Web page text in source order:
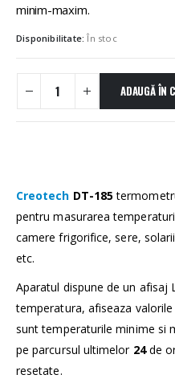
minim-maxim.
Disponibilitate:În stoc
ADAUGĂ ÎN
Creotech DT-185
pentru masurarea
camere frigorifice, sere,
etc.
Aparatul dispune de un afisaj
temperatura, afiseaza valorile
sunt temperaturile minime si
pe parcursul ultimelor 24de
resetate.